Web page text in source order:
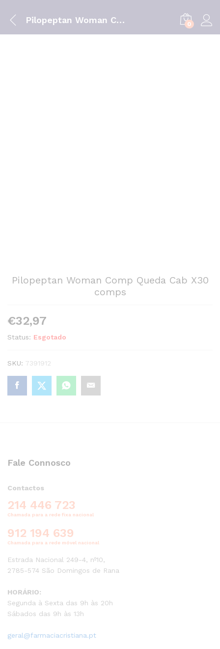
Pilopeptan Woman Comp Queda Cab X30 comps 0
Pilopeptan Woman Comp Queda Cab X30
comps
€32,97
Status: Esgotado
SKU: 7391912
Fale Connosco
Contactos
214 446 723
Chamada para a rede fixa nacional
912 194 639
Chamada para a rede móvel nacional
Estrada Nacional 249-4, nº10,
2785-574 São Domingos de Rana
HORÁRIO:
Segunda à Sexta das 9h às 20h
Sábados das 9h às 13h
geral@farmaciacristiana.pt